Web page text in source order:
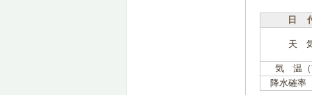
日
天
気 温
降水確率